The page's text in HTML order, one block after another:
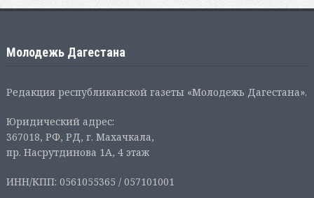
Молодежь Дагестана
Редакция республиканской газеты «Молодежь Дагестана».
Юридический адрес:
367018, РФ, РД, г. Махачкала,
пр. Насрутдинова 1А, 4 этаж
ИНН/КПП: 0561055365 / 057101001